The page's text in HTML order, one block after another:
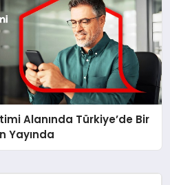
Alanında Türkiye’de Bir
Yayında